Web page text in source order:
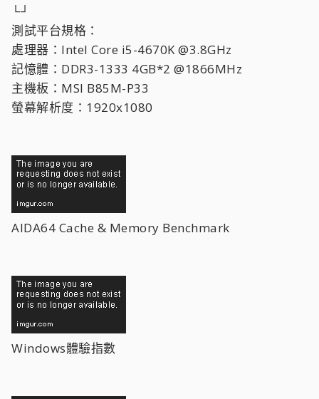
└┘
測試平台規格：
處理器：Intel Core i5-4670K @3.8GHz
記憶體：DDR3-1333 4GB*2 @1866MHz
主機板：MSI B85M-P33
螢幕解析度：1920x1080
AIDA64 Cache & Memory Benchmark
Windows體驗指數